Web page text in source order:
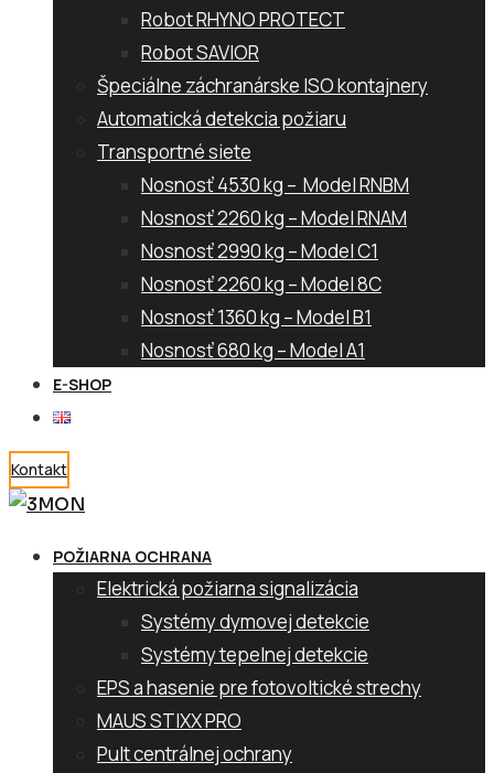
Robot RHYNO PROTECT
Robot SAVIOR
Špeciálne záchranárske ISO kontajnery
Automatická detekcia požiaru
Transportné siete
Nosnosť 4530 kg – Model RNBM
Nosnosť 2260 kg – Model RNAM
Nosnosť 2990 kg – Model C1
Nosnosť 2260 kg – Model 8C
Nosnosť 1360 kg – Model B1
Nosnosť 680 kg – Model A1
E-SHOP
Kontakt
POŽIARNA OCHRANA
Elektrická požiarna signalizácia
Systémy dymovej detekcie
Systémy tepelnej detekcie
EPS a hasenie pre fotovoltické strechy
MAUS STIXX PRO
Pult centrálnej ochrany